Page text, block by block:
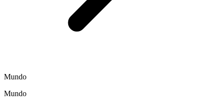
Mundo
Mundo